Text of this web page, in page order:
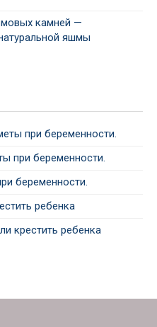
камней —
яшмы
при беременности.
при беременности.
беременности.
ребенка
крестить ребенка